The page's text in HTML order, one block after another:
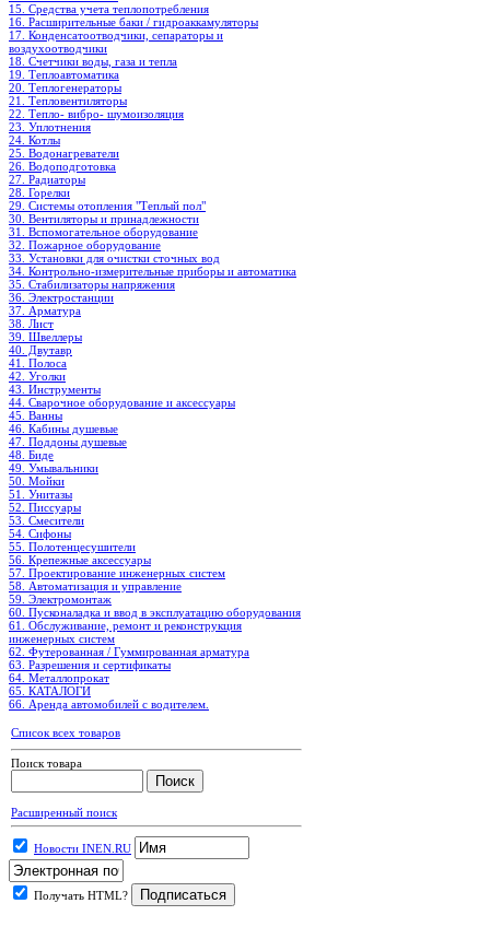
15. Средства учета теплопотребления
16. Расширительные баки / гидроаккамуляторы
17. Конденсатоотводчики, сепараторы и
воздухоотводчики
18. Счетчики воды, газа и тепла
19. Теплоавтоматика
20. Теплогенераторы
21. Тепловентиляторы
22. Тепло- вибро- шумоизоляция
23. Уплотнения
24. Котлы
25. Водонагреватели
26. Водоподготовка
27. Радиаторы
28. Горелки
29. Системы отопления "Теплый пол"
30. Вентиляторы и принадлежности
31. Вспомогательное оборудование
32. Пожарное оборудование
33. Установки для очистки сточных вод
34. Контрольно-измерительные приборы и автоматика
35. Стабилизаторы напряжения
36. Электростанции
37. Арматура
38. Лист
39. Швеллеры
40. Двутавр
41. Полоса
42. Уголки
43. Инструменты
44. Сварочное оборудование и аксессуары
45. Ванны
46. Кабины душевые
47. Поддоны душевые
48. Биде
49. Умывальники
50. Мойки
51. Унитазы
52. Писсуары
53. Смесители
54. Сифоны
55. Полотенцесушители
56. Крепежные аксессуары
57. Проектирование инженерных систем
58. Автоматизация и управление
59. Электромонтаж
60. Пусконаладка и ввод в эксплуатацию оборудования
61. Обслуживание, ремонт и реконструкция
инженерных систем
62. Футерованная / Гуммированная арматура
63. Разрешения и сертификаты
64. Металлопрокат
65. КАТАЛОГИ
66. Аренда автомобилей с водителем.
Список всех товаров
Поиск товара
Расширенный поиск
Новости INEN.RU
Получать HTML?